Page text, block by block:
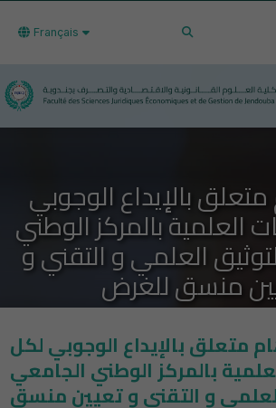
Français
بالإيداع الوجوبي
العلمية بالمركز الوطني
العلمي و التقني و
منسق للغرض
متعلق بالإيداع الوجوبي لكل
بالمركز الوطني الجامعي
و التقني و تعيين منسق